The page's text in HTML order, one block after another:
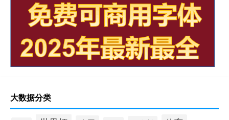
大数据分类